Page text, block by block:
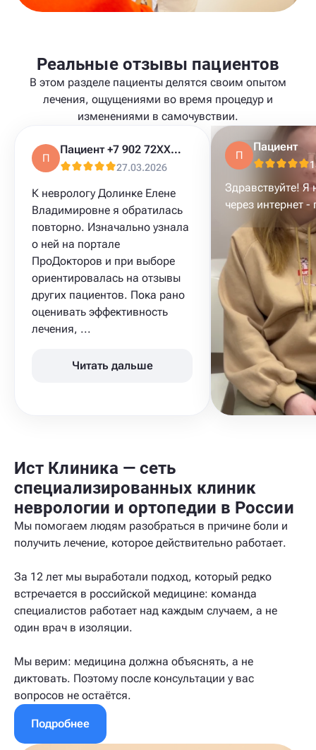
Реальные отзывы пациентов
В этом разделе пациенты делятся своим опытом
лечения, ощущениями во время процедур и
изменениями в самочувствии.
П
Пациент +7 902 72XXXXX
27.03.2026
К неврологу Долинке Елене
Владимировне я обратилась
повторно. Изначально узнала
о ней на портале
ПроДокторов и при выборе
ориентировалась на отзывы
других пациентов. Пока рано
оценивать эффективность
лечения, ...
Читать дальше
00:37
П
Пациент
Здравствуйте! Я
через интернет
Ист Клиника — сеть
специализированных клиник
неврологии и ортопедии в России
Мы помогаем людям разобраться в причине боли и
получить лечение, которое действительно работает.
За 12 лет мы выработали подход, который редко
встречается в российской медицине: команда
специалистов работает над каждым случаем, а не
один врач в изоляции.
Мы верим: медицина должна объяснять, а не
диктовать. Поэтому после консультации у вас
вопросов не остаётся.
Подробнее